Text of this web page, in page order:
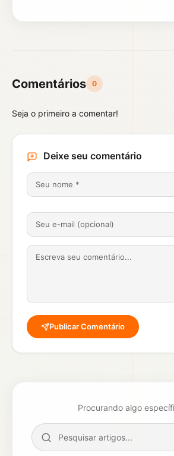
Comentários 0
Seja o primeiro a comentar!
Deixe seu comentário
Publicar Comentário
Procurando algo